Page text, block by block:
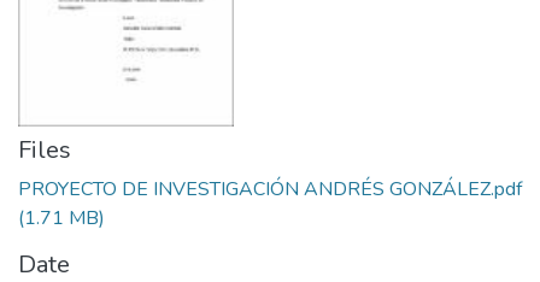
Files
PROYECTO DE INVESTIGACIÓN ANDRÉS GONZÁLEZ.pdf
(1.71 MB)
Date